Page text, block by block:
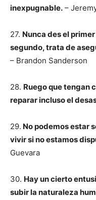
inexpugnable. –
27. Nunca des el
segundo, trata de
– Brandon Sanderson
28. Ruego que tengan
reparar incluso el
29. No podemos estar
vivir si no estamos
Guevara
30. Hay un cierto
subir la naturaleza